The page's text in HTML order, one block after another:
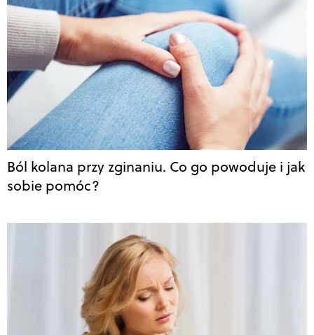
Ból kolana przy zginaniu. Co go powoduje i jak
sobie pomóc?